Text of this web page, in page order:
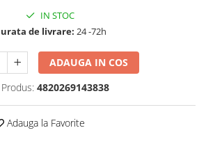
IN STOC
de livrare: 24 -72h
ADAUGA IN COS
4820269143838
Adauga la Favorite